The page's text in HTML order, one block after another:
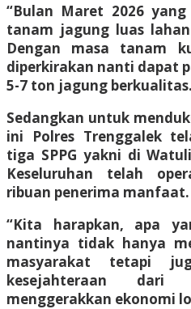
“Bulan Maret 2026
tanam jagung luas
Dengan masa tanam
diperkirakan nanti dapat
5-7 ton jagung
Sedangkan untuk
ini Polres Trenggalek
tiga SPPG yakni di
Keseluruhan telah
ribuan penerima manfaat.
“Kita harapkan, apa
nantinya tidak hanya
masyarakat tetapi
kesejahteraan
menggerakkan ekonomi